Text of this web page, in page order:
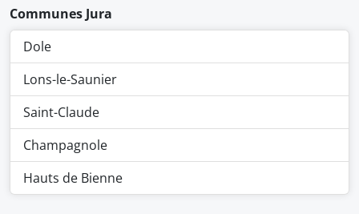
Communes Jura
Dole
Lons-le-Saunier
Saint-Claude
Champagnole
Hauts de Bienne